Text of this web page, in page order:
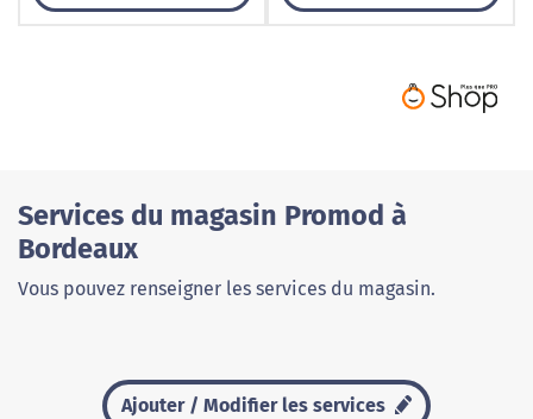
Services du magasin Promod à
Bordeaux
Vous pouvez renseigner les services du magasin.
Ajouter / Modifier les services